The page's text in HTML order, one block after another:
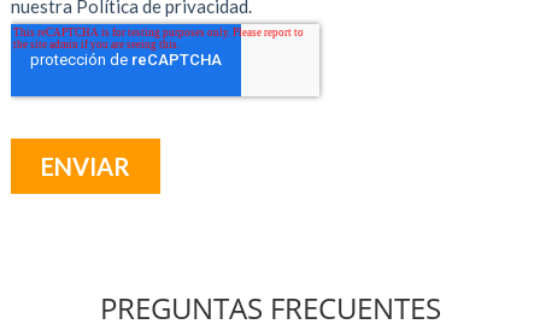
PREGUNTAS FRECUENTES